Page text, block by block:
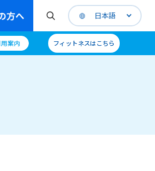
方へ 日本語
案内 フィットネスはこちら